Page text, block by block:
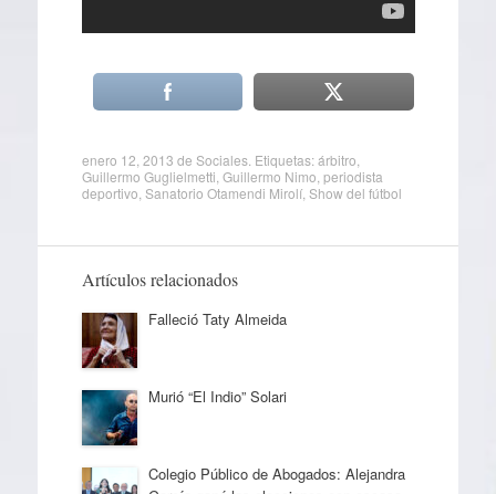
enero 12, 2013 de Sociales. Etiquetas:árbitro
Guillermo Guglielmetti Guillermo Nimo periodista
deportivo Sanatorio Otamendi Mirolí, Show del fútbol
Artículos relacionados
Falleció Taty Almeida
Murió “El Indio” Solari
Colegio Público de Abogados: Alejandra